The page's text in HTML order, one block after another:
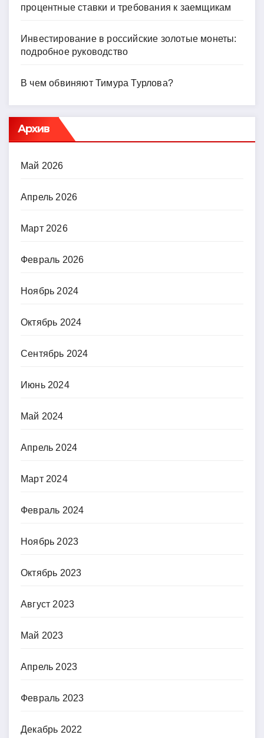
процентные ставки и требования к заемщикам
Инвестирование в российские золотые монеты:
подробное руководство
В чем обвиняют Тимура Турлова?
Архив
Май 2026
Апрель 2026
Март 2026
Февраль 2026
Ноябрь 2024
Октябрь 2024
Сентябрь 2024
Июнь 2024
Май 2024
Апрель 2024
Март 2024
Февраль 2024
Ноябрь 2023
Октябрь 2023
Август 2023
Май 2023
Апрель 2023
Февраль 2023
Декабрь 2022